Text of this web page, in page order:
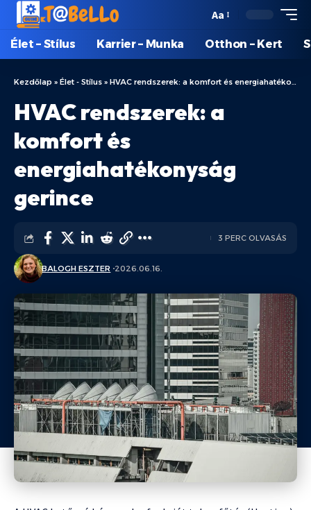
Aa
Élet – Stílus Karrier – Munka Otthon – Kert
Kezdőlap » Élet - Stílus » HVAC rendszerek: a komfort és energiahatékonyság gerince
HVAC rendszerek: a
komfort és
energiahatékonyság
gerince
BALOGH ESZTER 2026.06.16.
3 PERC OLVASÁS